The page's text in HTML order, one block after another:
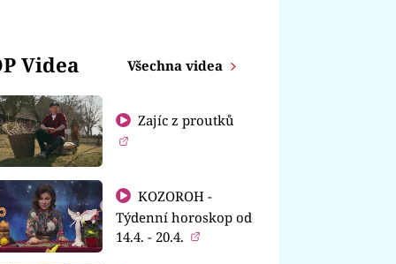
Videa Všechna videa
Zajíc z proutků
KOZOROH -
Týdenní horoskop od
14.4. - 20.4.